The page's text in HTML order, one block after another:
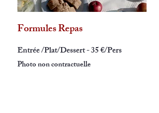
Formules Repas
Entrée /Plat/Dessert - 35 €/Pers
Photo non contractuelle